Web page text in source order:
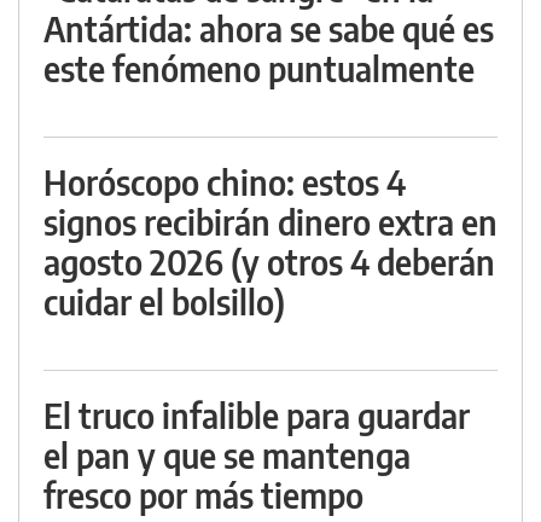
Antártida: ahora se sabe qué es
este fenómeno puntualmente
Horóscopo chino: estos 4
signos recibirán dinero extra en
agosto 2026 (y otros 4 deberán
cuidar el bolsillo)
El truco infalible para guardar
el pan y que se mantenga
fresco por más tiempo